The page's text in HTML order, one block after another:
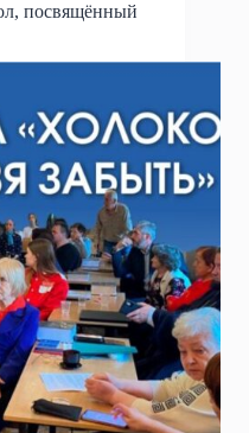
посвящённый